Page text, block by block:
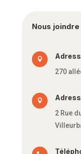
Nous joindre

270

2 Rue